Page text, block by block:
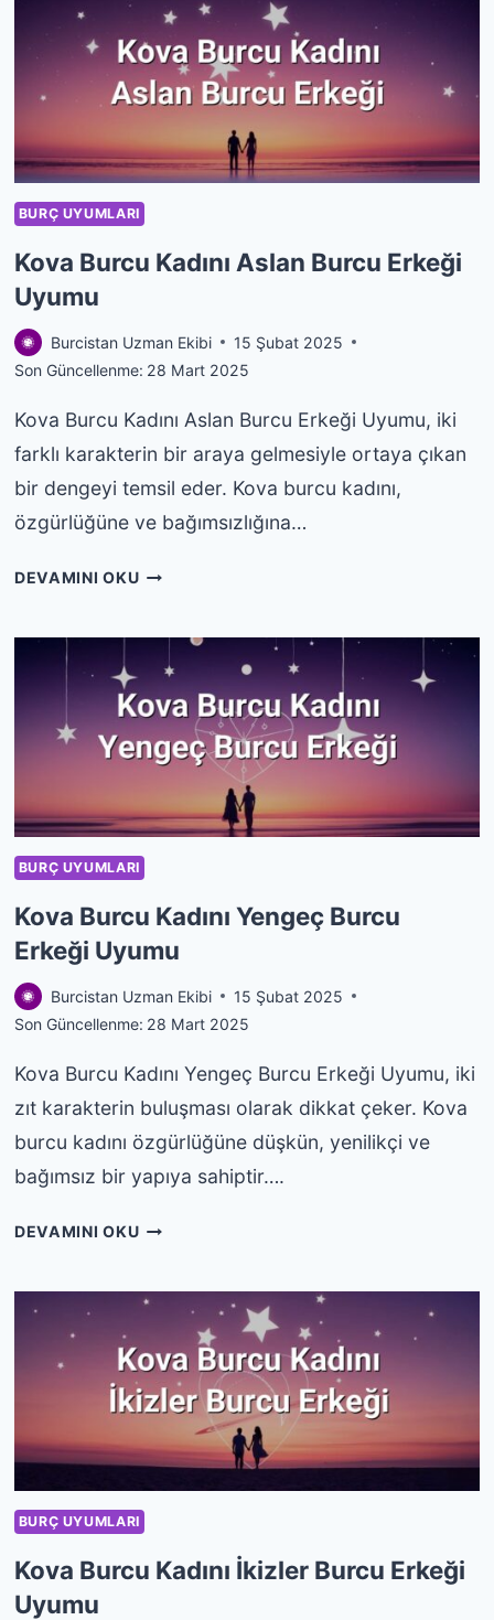
BURCU
ERKEĞI
UYUMU
BURÇ UYUMLARI
Kova Burcu Kadını Aslan Burcu Erkeği
Uyumu
Burcistan Uzman Ekibi
15 Şubat 2025
Son Güncellenme: 28 Mart 2025
Kova Burcu Kadını Aslan Burcu Erkeği Uyumu, iki
farklı karakterin bir araya gelmesiyle ortaya çıkan
bir dengeyi temsil eder. Kova burcu kadını,
özgürlüğüne ve bağımsızlığına…
DEVAMINI OKUKOVA
BURCU
ERKEĞI
UYUMU
BURÇ UYUMLARI
Kova Burcu Kadını Yengeç Burcu
Erkeği Uyumu
Burcistan Uzman Ekibi
15 Şubat 2025
Son Güncellenme: 28 Mart 2025
Kova Burcu Kadını Yengeç Burcu Erkeği Uyumu, iki
zıt karakterin buluşması olarak dikkat çeker. Kova
burcu kadını özgürlüğüne düşkün, yenilikçi ve
bağımsız bir yapıya sahiptir….
DEVAMINI OKUKOVA
YENGEÇ
ERKEĞI
UYUMU
BURÇ UYUMLARI
Kova Burcu Kadını İkizler Burcu Erkeği
Uyumu